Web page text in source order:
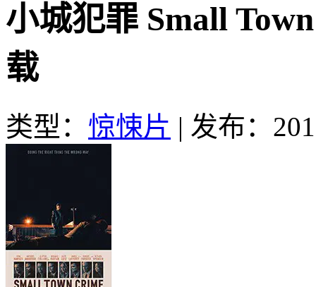
小城犯罪 Small
载
类型： 惊悚片 | 发布：